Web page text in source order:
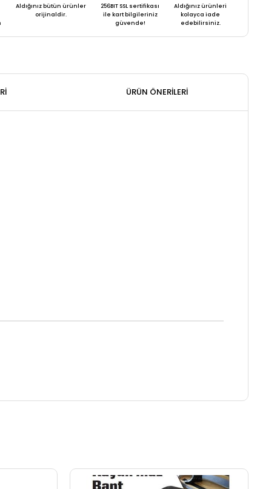
Aldığınız bütün ürünler
orijinaldir.
256BIT SSL sertifikası
ile kart bilgileriniz
güvende!
Aldığınız ürünleri
kolayca iade
edebilirsiniz.
ÜRÜN ÖNERILERI